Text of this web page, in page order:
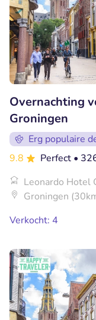
Overnachting
Groningen
Erg populaire
9.8
Perfect •
Leonardo Hotel
Groningen
Verkocht: 4